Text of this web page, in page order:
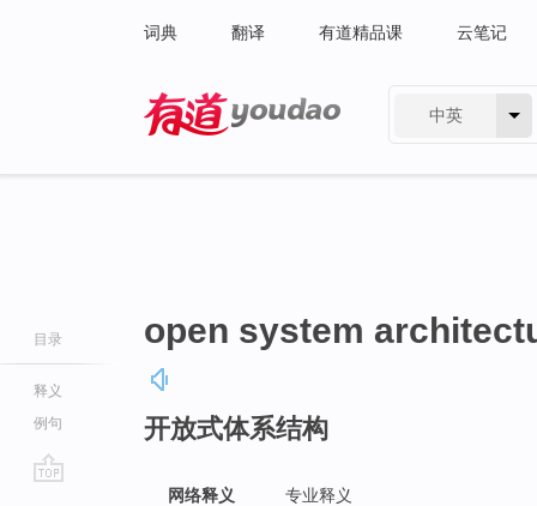
词典 翻译 有道精品课 云笔记
中英
目录
释义
例句
open system
开放式体系结构
网络释义 专业释义